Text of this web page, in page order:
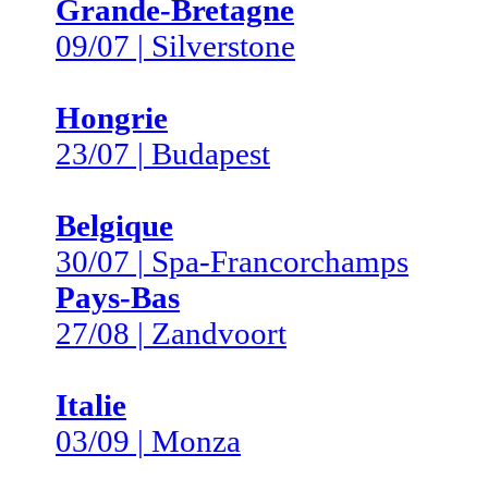
Grande-Bretagne
09/07 | Silverstone
Hongrie
23/07 | Budapest
Belgique
30/07 | Spa-Francorchamps
Pays-Bas
27/08 | Zandvoort
Italie
03/09 | Monza